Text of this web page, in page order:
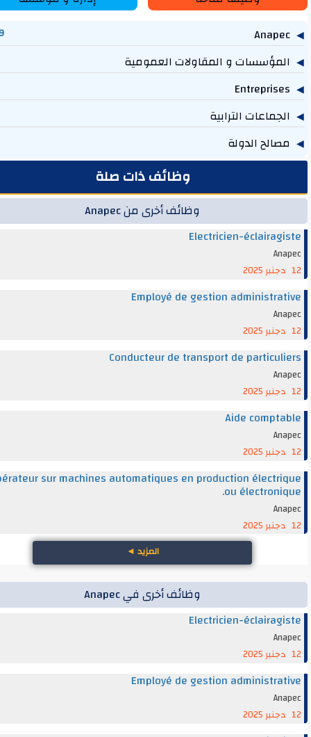
و المقاولات العمومية
الترابية
الدولة
وظائف ذات صلة
وظائف أخرى من Anapec
Electricien-
Employé de gestion
Conducteur de transport de
Aide
Opérateur sur machines automatiques en production
ou
◄
وظائف أخرى في Anapec
Electricien-
Employé de gestion